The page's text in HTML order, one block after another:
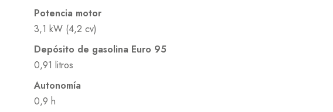
Potencia motor
3,1 kW (4,2 cv)
Depósito de gasolina Euro 95
0,91 litros
Autonomía
0,9 h